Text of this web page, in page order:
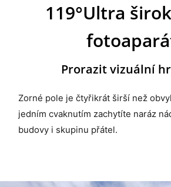
119°Ultra
Prorazit vizuální
Zorné pole je čtyřikrát širší než
jedním cvaknutím zachytíte naráz
budovy i skupinu přátel.